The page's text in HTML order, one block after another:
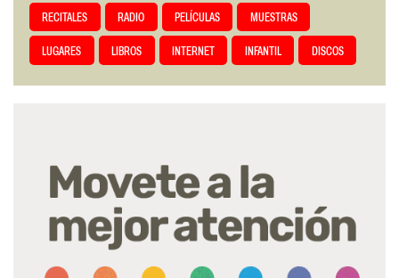
RECITALES RADIO PELÍCULAS MUESTRAS
LUGARES LIBROS INTERNET INFANTIL DISCOS